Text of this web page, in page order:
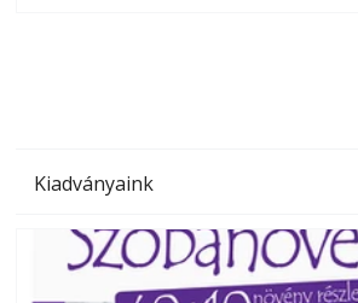
Kiadványaink